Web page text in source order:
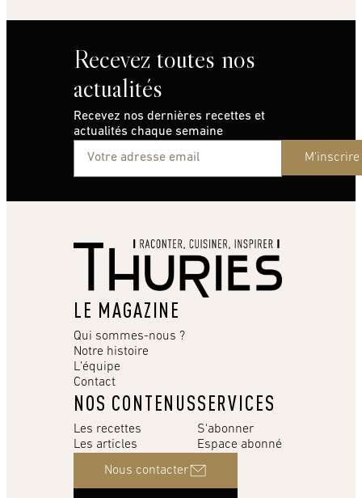
Recevez toutes nos
actualités
Recevez nos dernières recettes et
actualités chaque semaine
M'inscrire
LE MAGAZINE
Qui sommes-nous ?
Notre histoire
L’équipe
Contact
NOS CONTENUS
Les recettes
Les articles
SERVICES
S'abonner
Espace abonné
Nous contacter